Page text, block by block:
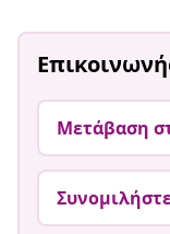
Μετάβαση